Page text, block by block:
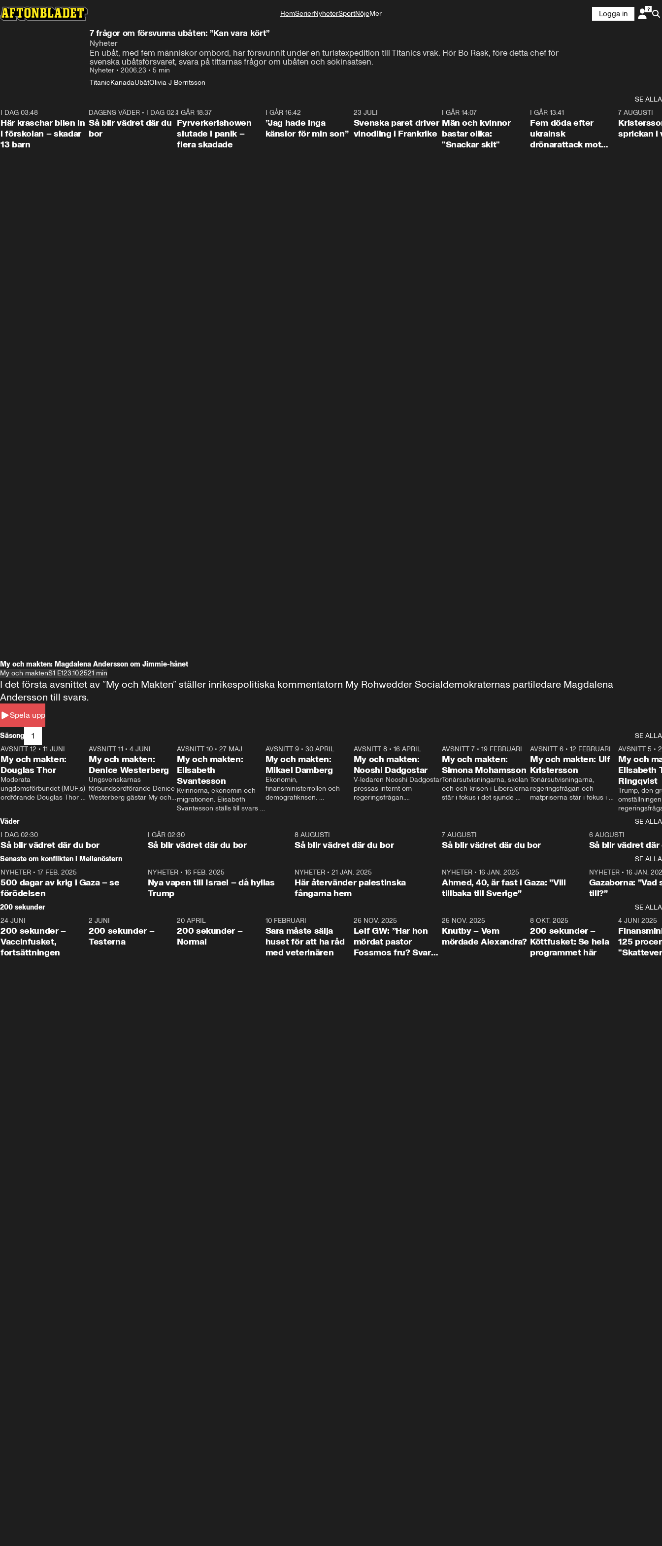
HemSerierNyheterSportNöjeMer
Logga in
7 frågor om försvunna ubåten: ”Kan vara kört”
Nyheter
En ubåt, med fem människor ombord, har försvunnit under en turistexpedition till Titanics vrak. Hör Bo Rask, före detta chef för
svenska ubåtsförsvaret, svara på tittarnas frågor om ubåten och sökinsatsen.
Nyheter • 20.06.23 • 5 min
TitanicKanadaUbåtOlivia J Berntsson
SE ALLA
I DAG 03:48
Här kraschar bilen in
i förskolan – skadar
13 barn
1:06
DAGENS VÄDER • I DAG 02:30
Så blir vädret där du
bor
I GÅR 18:37
Fyrverkerishowen
slutade i panik –
flera skadade
I GÅR 16:42
”Jag hade inga
känslor för min son”
23 JULI
Svenska paret driver
vinodling i Frankrike
I GÅR 14:07
Män och kvinnor
bastar olika:
"Snackar skit"
0:29
I GÅR 13:41
Fem döda efter
ukrainsk
drönarattack mot
7 AUGUSTI
sprickan i
My och makten: Magdalena Andersson om Jimmie-hånet
My och maktenS1 E123.10.2521 min
Spela upp
I det första avsnittet av ”My och Makten” ställer inrikespolitiska kommentatorn My Rohwedder Socialdemokraternas partiledare Magdalena
Andersson till svars.
Säsong 1
SE ALLA
26:27
AVSNITT 12 • 11 JUNI
My och makten:
Douglas Thor
Moderata
ungdomsförbundet (MUF:s)
ordförande Douglas Thor
tonårsutvisningarna och hur
Moderaterna ska locka
väljare till valet i höst.
23:40
AVSNITT 11 •4 JUNI
My och makten:
Denice Westerberg
Ungsvenskarnas
förbundsordförande Denice
Westerberg gästar My och
AVSNITT 10 •27 MAJ
My och makten:
Elisabeth
Svantesson
Kvinnorna, ekonomin och
migrationen. Elisabeth
Svantesson ställs till svars
AVSNITT 9• 30 APRIL
My och makten:
Mikael Damberg
Ekonomin,
finansministerrollen och
demografikrisen.
och Makten.
AVSNITT 8• 16 APRIL
My och makten:
Nooshi Dadgostar
V-ledaren Nooshi Dadgostar
pressas internt om
regeringsfrågan.
– Vi ställer upp i val. Ska vi
vara med så sitter vi förstås
24:30
AVSNITT 7• 19 FEBRUARI
My och makten:
Simona Mohamsson
Tonårsutvisningarna, skolan
och och krisen i Liberalerna
står i fokus i det sjunde
kommentator My
Rohwedder ställer
utbildnings- och
Mohamsson till svars.
27:30
AVSNITT 6 •12 FEBRUARI
My och makten: Ulf
Kristersson
Tonårsutvisningarna,
regeringsfrågan och
matpriserna står i fokus i
Rohwedder ställer
statsminister Ulf Kristersson
AVSNITT 5 •
My och
Elisabeth
Ringqvist
Trump, den
centrum i
avsnittet av
Makten”. Se
Aftonbladets
Rohwedder
Thand Ring
Väder
SE ALLA
I DAG 02:30
Så blir vädret där du bor
1:06
I GÅR 02:30
Så blir vädret där du bor
8 AUGUSTI
Så blir vädret där du bor
7 AUGUSTI
Så blir vädret där du bor
6 AUGUSTI
Så blir vädret där
Senaste om konflikten i Mellanöstern
SE ALLA
NYHETER • 17 FEB. 2025
500 dagar av krig i Gaza – se
förödelsen
NYHETER• 16 FEB. 2025
Nya vapen till Israel – då hyllas
Trump
NYHETER •21 JAN. 2025
Här återvänder palestinska
fångarna hem
NYHETER• 16 JAN. 2025
Ahmed, 40, är fast i Gaza: ”Vill
tillbaka till Sverige”
NYHETER• 16 JAN.
Gazaborna:
till?”
200 sekunder
SE ALLA
5:00
24 JUNI
200 sekunder –
Vaccinfusket,
fortsättningen
4:23
2 JUNI
200 sekunder –
Testerna
20 APRIL
200 sekunder –
Normal
10 FEBRUARI
Sara måste sälja
huset för att ha råd
med veterinären
26 NOV. 2025
Leif GW: ”Har hon
mördat pastor
Fossmos fru? Svar
31:05
25 NOV. 2025
Knutby – Vem
mördade Alexandra?
4:29
8 OKT. 2025
200 sekunder –
Köttfusket: Se hela
programmet här
4 JUNI 2025
125